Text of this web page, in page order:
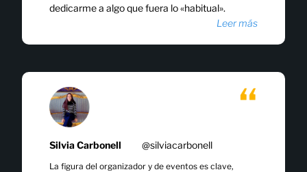
dedicarme a algo que fuera lo «habitual».
Leer más
Silvia Carbonell @silviacarbonell
La figura del organizador y de eventos es clave,